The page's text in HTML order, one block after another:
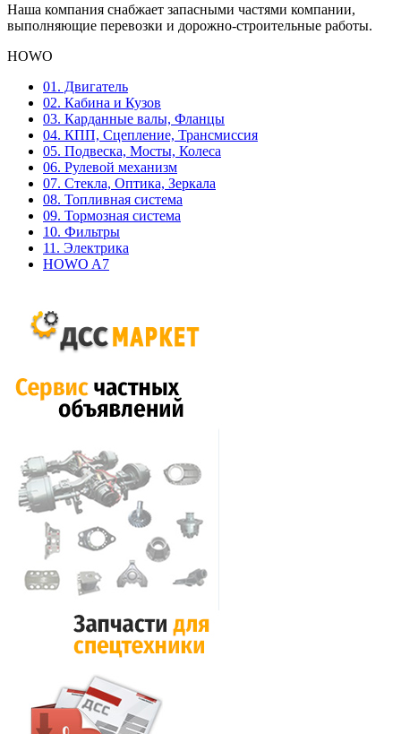
Наша компания снабжает запасными частями компании,
выполняющие перевозки и дорожно-строительные работы.
HOWO
01. Двигатель
02. Кабина и Кузов
03. Карданные валы, Фланцы
04. КПП, Сцепление, Трансмиссия
05. Подвеска, Мосты, Колеса
06. Рулевой механизм
07. Стекла, Оптика, Зеркала
08. Топливная система
09. Тормозная система
10. Фильтры
11. Электрика
HOWO A7